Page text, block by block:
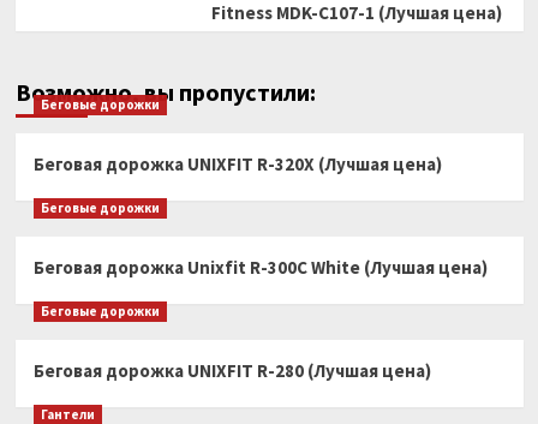
Fitness MDK-C107-1 (Лучшая цена)
Возможно, вы пропустили:
Беговые дорожки
Беговая дорожка UNIXFIT R-320X (Лучшая цена)
Беговые дорожки
Беговая дорожка Unixfit R-300C White (Лучшая цена)
Беговые дорожки
Беговая дорожка UNIXFIT R-280 (Лучшая цена)
Гантели